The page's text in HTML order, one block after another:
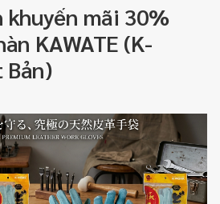
mãi 30%
KAWATE (K-
Bản)